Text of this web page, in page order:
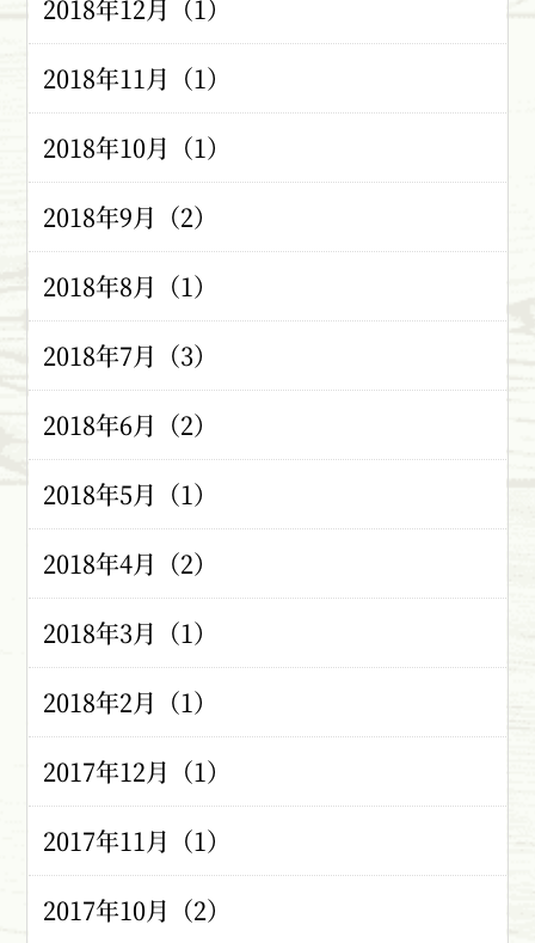
2018年12月（1）
2018年11月（1）
2018年10月（1）
2018年9月（2）
2018年8月（1）
2018年7月（3）
2018年6月（2）
2018年5月（1）
2018年4月（2）
2018年3月（1）
2018年2月（1）
2017年12月（1）
2017年11月（1）
2017年10月（2）